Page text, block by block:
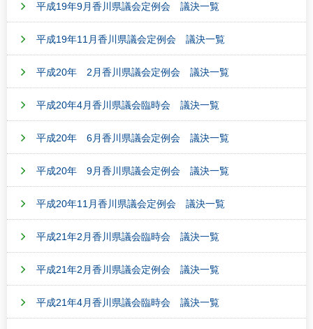
平成19年9月香川県議会定例会 議決一覧
平成19年11月香川県議会定例会 議決一覧
平成20年 2月香川県議会定例会 議決一覧
平成20年4月香川県議会臨時会 議決一覧
平成20年 6月香川県議会定例会 議決一覧
平成20年 9月香川県議会定例会 議決一覧
平成20年11月香川県議会定例会 議決一覧
平成21年2月香川県議会臨時会 議決一覧
平成21年2月香川県議会定例会 議決一覧
平成21年4月香川県議会臨時会 議決一覧